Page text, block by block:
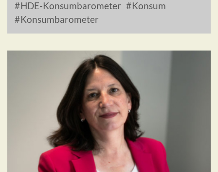
HDE-Konsumbarometer
Konsum
Konsumbarometer